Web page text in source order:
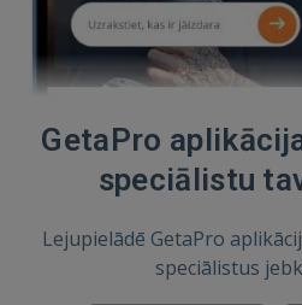
GetaPro
speciālistu
Lejupielādē GetaPro
speciālistus